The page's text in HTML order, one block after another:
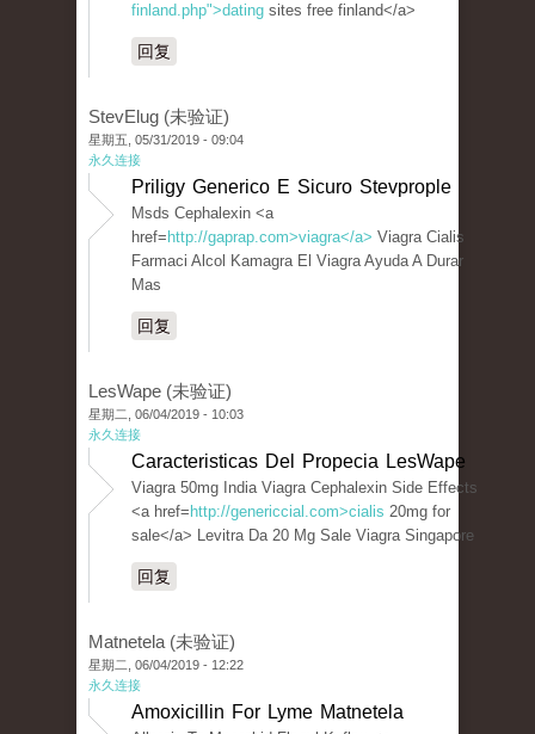
finland.php">dating sites free finland</a>
回复
StevElug (未验证)
星期五, 05/31/2019 - 09:04
永久连接
Priligy Generico E Sicuro Stevprople
Msds Cephalexin <a
href= http://gaprap.com>viagra</a> Viagra Cialis
Farmaci Alcol Kamagra El Viagra Ayuda A Durar
Mas
回复
LesWape (未验证)
星期二, 06/04/2019 - 10:03
永久连接
Caracteristicas Del Propecia LesWape
Viagra 50mg India Viagra Cephalexin Side Effects
<a href= http://genericcial.com>cialis 20mg for
sale</a> Levitra Da 20 Mg Sale Viagra Singapore
回复
Matnetela (未验证)
星期二, 06/04/2019 - 12:22
永久连接
Amoxicillin For Lyme Matnetela